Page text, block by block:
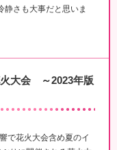
静さも大事だと思いま
大会 ～2023年版
で花火大会含め夏のイ